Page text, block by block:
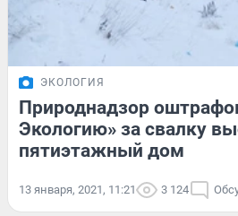
ЭКОЛОГИЯ
Природнадзор
Экологию» за свалку
пятиэтажный дом
13 января, 2021, 11:21 3 124